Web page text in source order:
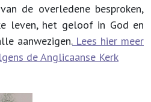
de overledene besproken,
leven, het geloof in God en
aanwezigen.Lees hier meer
de Anglicaanse Kerk